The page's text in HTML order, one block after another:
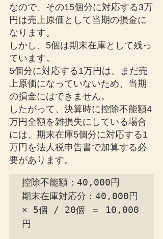
なので、その15個分に対応する3万
円は売上原価として当期の損金に
なります。
しかし、5個は期末在庫として残っ
ています。
5個分に対応する1万円は、まだ売
上原価になっていないため、当期
の損金にはできません。
したがって、決算時に控除不能額4
万円全額を雑損失にしている場合
には、期末在庫5個分に対応する1
万円を法人税申告書で加算する必
要があります。
控除不能額：40,000円
期末在庫対応分：40,000円
× 5個 / 20個 ＝ 10,000
円